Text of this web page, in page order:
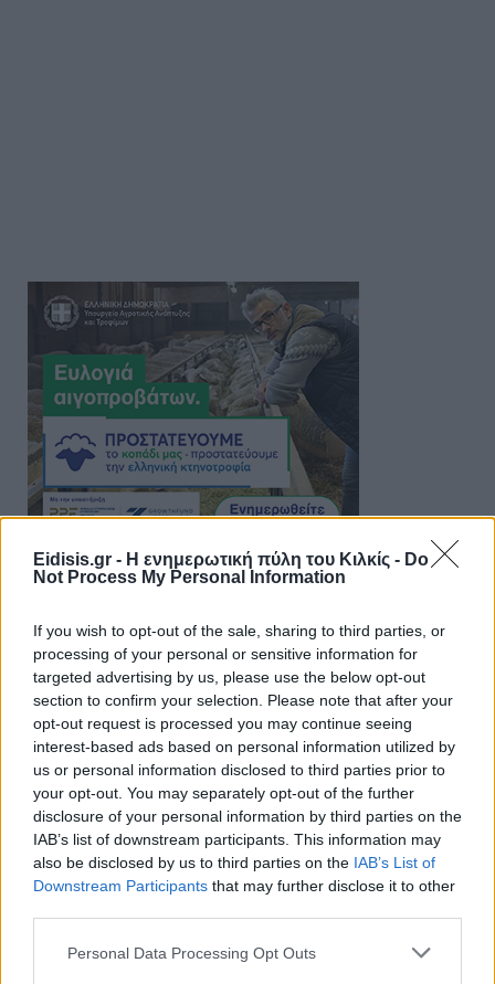
Eidisis.gr - Η ενημερωτική πύλη του Κιλκίς - Do
Not Process My Personal Information
If you wish to opt-out of the sale, sharing to third parties, or
processing of your personal or sensitive information for
targeted advertising by us, please use the below opt-out
section to confirm your selection. Please note that after your
opt-out request is processed you may continue seeing
interest-based ads based on personal information utilized by
us or personal information disclosed to third parties prior to
your opt-out. You may separately opt-out of the further
disclosure of your personal information by third parties on the
IAB’s list of downstream participants. This information may
also be disclosed by us to third parties on the IAB’s List of
Downstream Participants that may further disclose it to other
Personal Data Processing Opt Outs
Πρωινή